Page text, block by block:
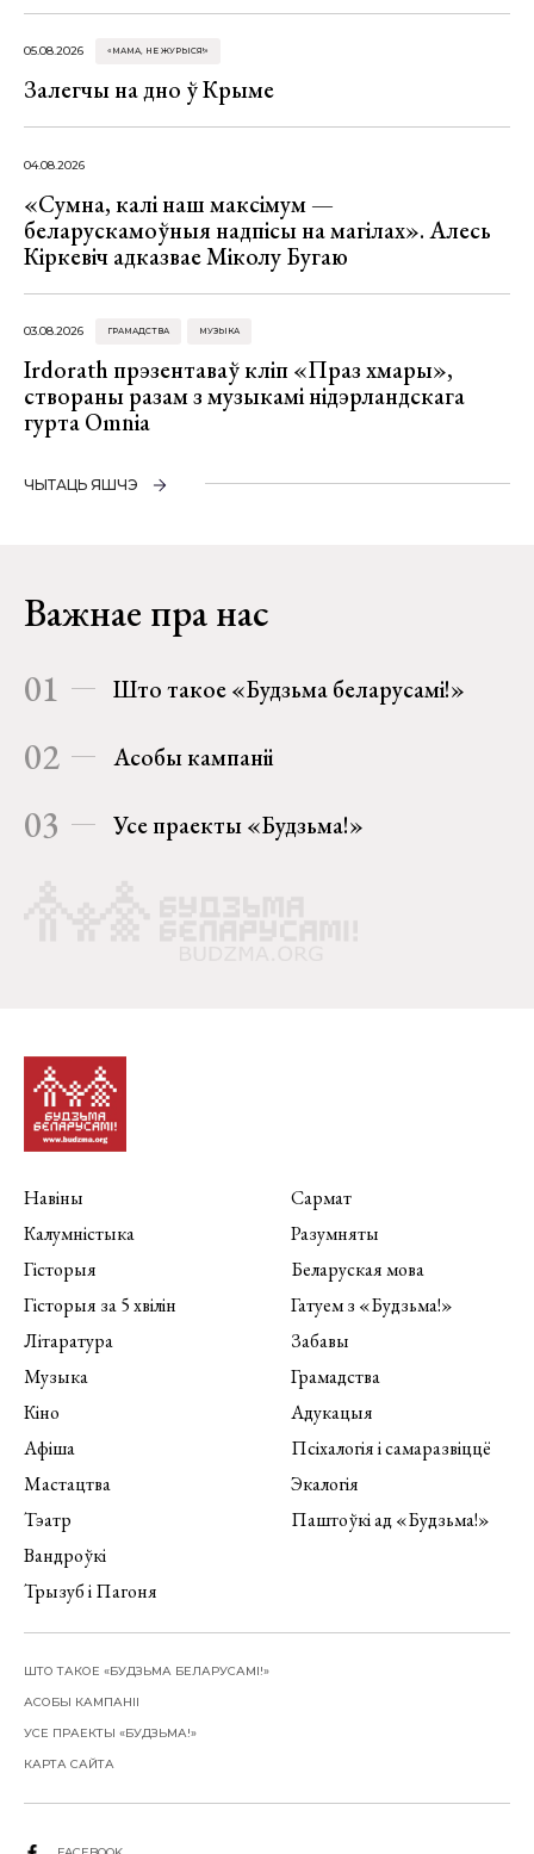
05.08.2026 «МАМА, НЕ ЖУРЫСЯ!»
Залегчы на дно ў Крыме
04.08.2026
«Сумна, калі наш максімум —
беларускамоўныя надпісы на магілах». Алесь
Кіркевіч адказвае Міколу Бугаю
03.08.2026 ГРАМАДСТВА МУЗЫКА
Irdorath прэзентаваў кліп «Праз хмары»,
створаны разам з музыкамі нідэрландскага
гурта Omnia
ЧЫТАЦЬ ЯШЧЭ
Важнае пра нас
01 Што такое «Будзьма беларусамі!»
02 Асобы кампаніі
03 Усе праекты «Будзьма!»
Навіны
Калумністыка
Гісторыя
Гісторыя за 5 хвілін
Літаратура
Музыка
Кіно
Афіша
Мастацтва
Тэатр
Вандроўкі
Трызуб і Пагоня
Сармат
Разумняты
Беларуская мова
Гатуем з «Будзьма!»
Забавы
Грамадства
Адукацыя
Псіхалогія і самаразвіццё
Экалогія
Паштоўкі ад «Будзьма!»
ШТО ТАКОЕ «БУДЗЬМА БЕЛАРУСАМІ!»
АСОБЫ КАМПАНІІ
УСЕ ПРАЕКТЫ «БУДЗЬМА!»
КАРТА САЙТА